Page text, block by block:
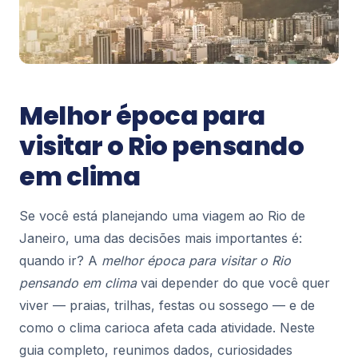
Blog Rio
Rodoviárias no Rio de Janeiro: Guia
Completo, Horários e Dicas de Viagem
as principais rodoviárias da cidade é fundamenta...
183
Blog Rio
Rodrigo de Freitas: Onde Comer e
Aproveitar
A cidade do Rio de Janeiro é mundialmente
famosa por suas belezas naturais, cultura vibrante
e atmosfera acolhedora. Entre os seus inúmeros ...
205
Blog Rio
Melhor época para
visitar o Rio pensando
em clima
Se você está planejando uma viagem ao Rio de
Janeiro, uma das decisões mais importantes é:
quando ir? A melhor época para visitar o Rio
pensando em climavai depender do que você quer
viver — praias, trilhas, festas ou sossego — e de
como o clima carioca afeta cada atividade. Neste
guia completo, reunimos dados, curiosidades